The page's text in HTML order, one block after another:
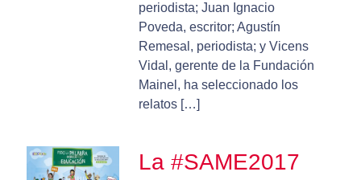
periodista; Juan Ignacio
Poveda, escritor; Agustín
Remesal, periodista; y Vicens
Vidal, gerente de la Fundación
Mainel, ha seleccionado los
relatos […]
La #SAME2017